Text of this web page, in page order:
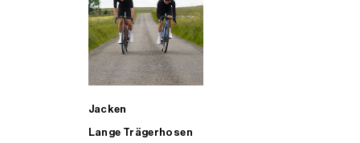
Jacken
Lange Trägerhosen
ALLE TRIATHLONARTIKEL FÜR MÄNNER KAUFEN